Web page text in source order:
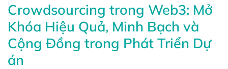
Crowdsourcing trong Web3: Mở
Khóa Hiệu Quả, Minh Bạch và
Cộng Đồng trong Phát Triển Dự
án